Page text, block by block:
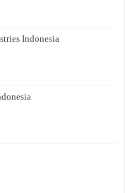
Indonesia